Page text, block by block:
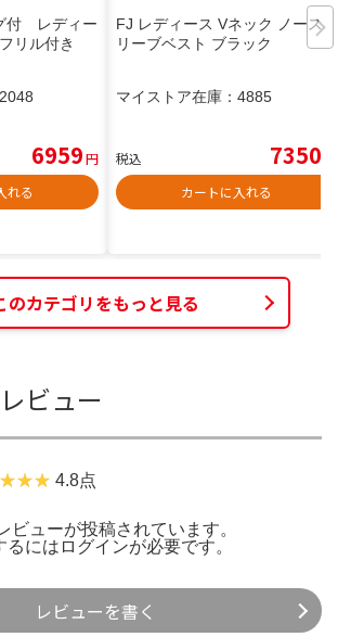
付 レディー
リル付き
2048
6959円
れる
FJ レディース Vネック ノース
リーブベスト ブラック
マイストア在庫： 4885
税込 7350
カートに入れる
のカテゴリをもっと見る
ビュー
4.8点
ビューが投稿されています。
るには ログインが必要です。
レビューを書く